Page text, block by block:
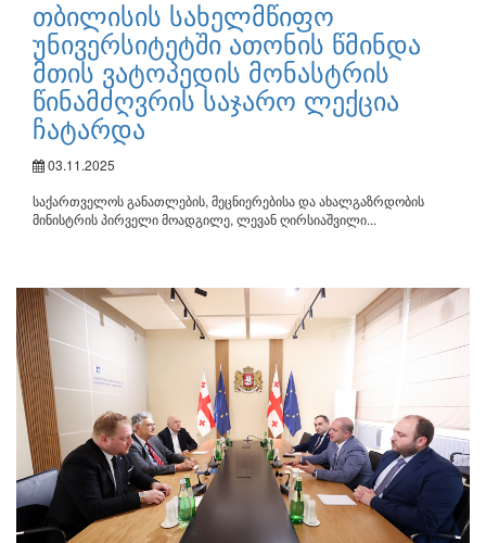
თბილისის სახელმწიფო
უნივერსიტეტში ათონის წმინდა
მთის ვატოპედის მონასტრის
წინამძღვრის საჯარო ლექცია
ჩატარდა
03.11.2025
საქართველოს განათლების, მეცნიერებისა და ახალგაზრდობის
მინისტრის პირველი მოადგილე, ლევან ღირსიაშვილი...